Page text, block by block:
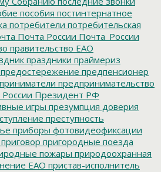
пособия постинтернатное
потребители потребительская
Почта России Почта_России
правительство ЕАО
праздники праймериз
предостережение предпенсионер
предпринимательство
Президент РФ
игры презумпция доверия
преступность
приборы фотовидеофиксации
приговор пригородные поезда
пожары природоохранная
ЕАО пристав-исполнитель